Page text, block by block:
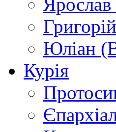
Юліан
Курія